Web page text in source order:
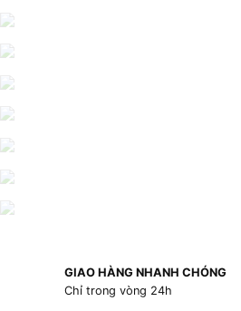
GIAO HÀNG NHANH CHÓNG
Chỉ trong vòng 24h